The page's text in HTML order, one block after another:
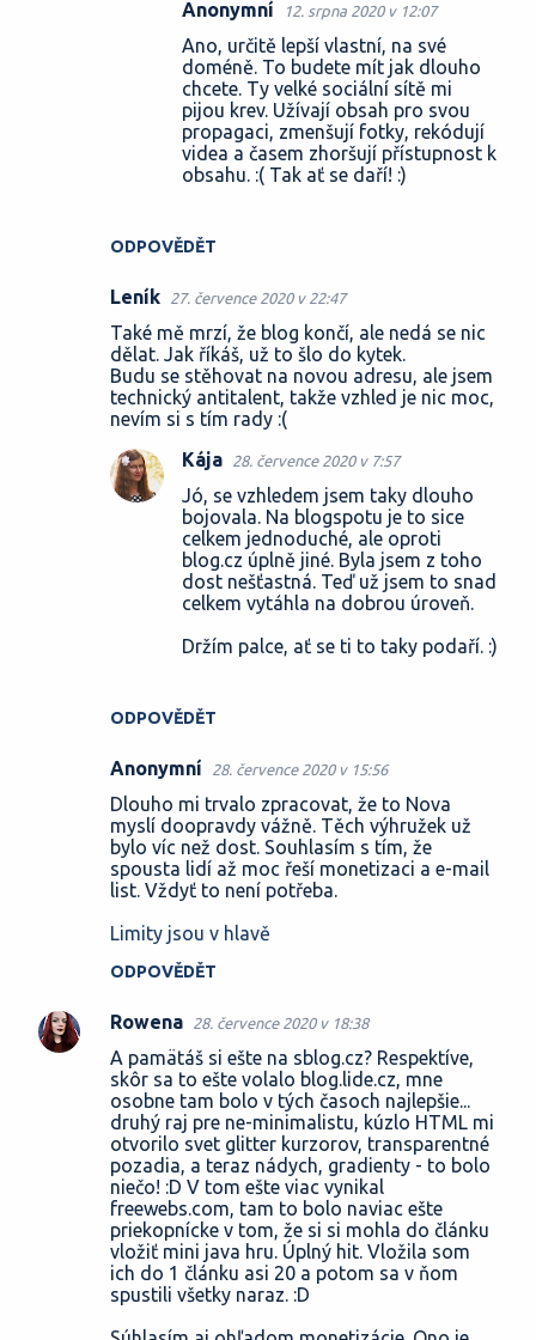
ODPOVĚDĚT
Anonymní 12. srpna 2020 v 12:07
Ano, určitě lepší vlastní, na své
doméně. To budete mít jak dlouho
chcete. Ty velké sociální sítě mi
pijou krev. Užívají obsah pro svou
propagaci, zmenšují fotky, rekódují
videa a časem zhoršují přístupnost k
obsahu. :( Tak ať se daří! :)
Leník 27. července 2020 v 22:47
Také mě mrzí, že blog končí, ale nedá se nic
dělat. Jak říkáš, už to šlo do kytek.
Budu se stěhovat na novou adresu, ale jsem
technický antitalent, takže vzhled je nic moc,
nevím si s tím rady :(
ODPOVĚDĚT
Kája 28. července 2020 v 7:57
Jó, se vzhledem jsem taky dlouho
bojovala. Na blogspotu je to sice
celkem jednoduché, ale oproti
blog.cz úplně jiné. Byla jsem z toho
dost nešťastná. Teď už jsem to snad
celkem vytáhla na dobrou úroveň.
Držím palce, ať se ti to taky podaří. :)
Anonymní 28. července 2020 v 15:56
Dlouho mi trvalo zpracovat, že to Nova
myslí doopravdy vážně. Těch výhružek už
bylo víc než dost. Souhlasím s tím, že
spousta lidí až moc řeší monetizaci a e-mail
list. Vždyť to není potřeba.
Limity jsou v hlavě
ODPOVĚDĚT
Rowena 28. července 2020 v 18:38
A pamätáš si ešte na sblog.cz? Respektíve,
skôr sa to ešte volalo blog.lide.cz, mne
osobne tam bolo v tých časoch najlepšie...
druhý raj pre ne-minimalistu, kúzlo HTML mi
otvorilo svet glitter kurzorov, transparentné
pozadia, a teraz nádych, gradienty - to bolo
niečo! :D V tom ešte viac vynikal
freewebs.com, tam to bolo naviac ešte
priekopnícke v tom, že si si mohla do článku
vložiť mini java hru. Úplný hit. Vložila som
ich do 1 článku asi 20 a potom sa v ňom
spustili všetky naraz. :D